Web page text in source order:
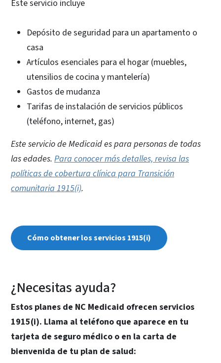
Este servicio incluye
Depósito de seguridad para un apartamento o
casa
Artículos esenciales para el hogar (muebles,
utensilios de cocina y mantelería)
Gastos de mudanza
Tarifas de instalación de servicios públicos
(teléfono, internet, gas)
Este servicio de Medicaid es para personas de todas
las edades. Para conocer más detalles, revisa las
políticas de cobertura clínica para Transición
comunitaria 1915(i).
Cómo obtener los servicios 1915(i)
¿Necesitas ayuda?
Estos planes de NC Medicaid ofrecen servicios
1915(i). Llama al teléfono que aparece en tu
tarjeta de seguro médico o en la carta de
bienvenida de tu plan de salud: